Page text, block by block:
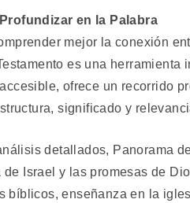
en la Palabra
mejor la conexión
es una
ofrece un recorrido
significado y
detallados, Panorama
Israel y las promesas de
bíblicos, enseñanza en la